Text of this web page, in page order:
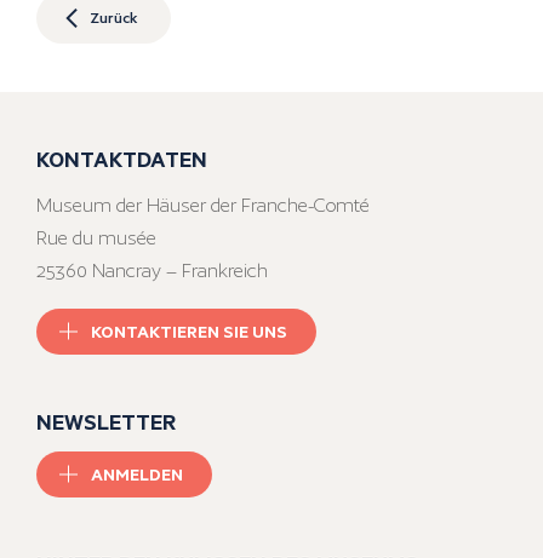
Zurück
KONTAKTDATEN
Museum der Häuser der Franche-Comté
Rue du musée
25360 Nancray – Frankreich
KONTAKTIEREN SIE UNS
NEWSLETTER
ANMELDEN